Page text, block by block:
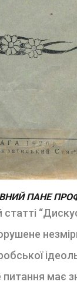
ПАНЕ
статті
має